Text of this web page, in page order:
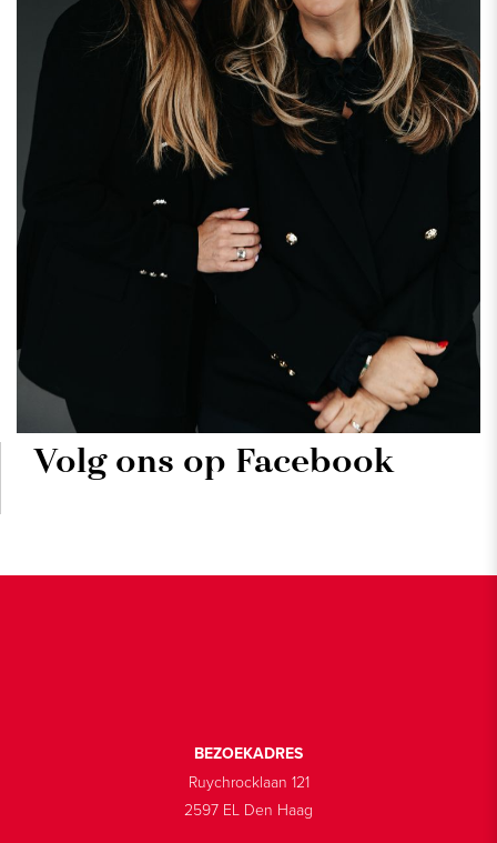
Volg ons op Facebook
BEZOEKADRES
Ruychrocklaan 121
2597 EL Den Haag